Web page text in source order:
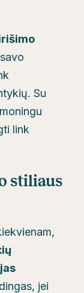
Su
link
stiliaus
jei